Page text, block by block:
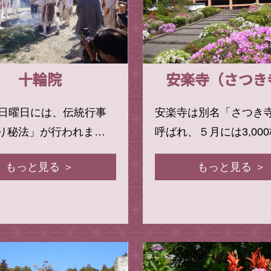
十輪院
曜日には、伝統行事
秘法」が行われま…
もっと見る ＞
安楽寺（さつ
安楽寺は別名「さつき
呼ばれ、５月には
もっと見る ＞